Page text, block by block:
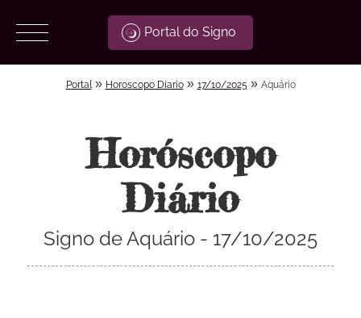
Portal do Signo
Portal » Horoscopo Diario» 17/10/2025 » Aquário
Horóscopo
Diário
Signo de Aquário - 17/10/2025